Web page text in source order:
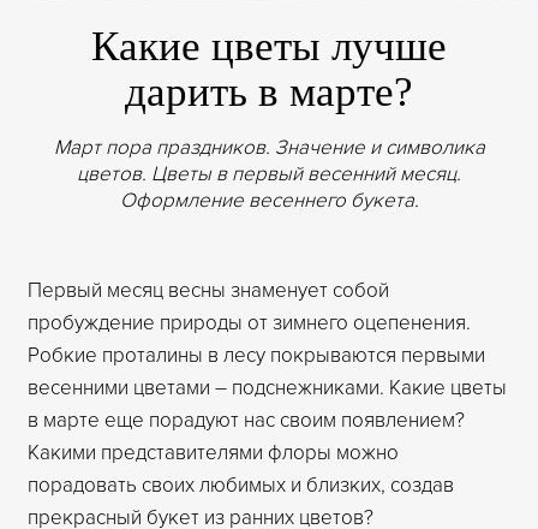
Какие цветы лучше
дарить в марте?
Март пора праздников. Значение и символика
цветов. Цветы в первый весенний месяц.
Оформление весеннего букета.
Первый месяц весны знаменует собой
пробуждение природы от зимнего оцепенения.
Робкие проталины в лесу покрываются первыми
весенними цветами – подснежниками. Какие цветы
в марте еще порадуют нас своим появлением?
Какими представителями флоры можно
порадовать своих любимых и близких, создав
прекрасный букет из ранних цветов?